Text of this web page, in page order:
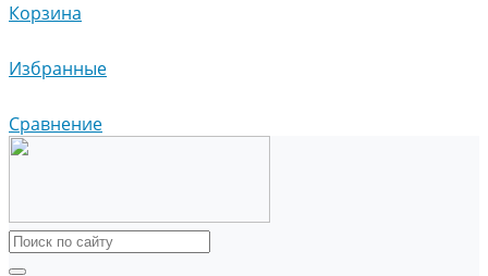
Корзина
Избранные
Сравнение